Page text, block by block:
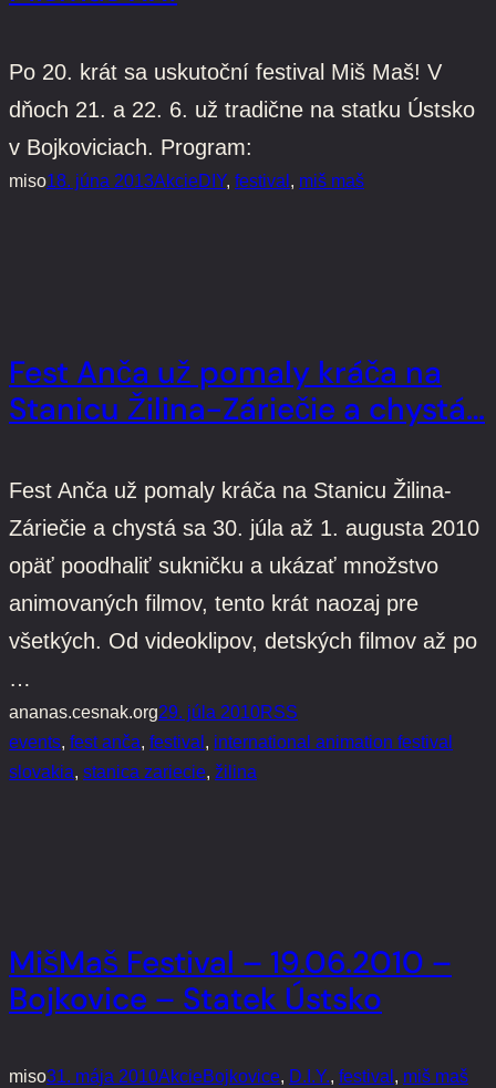
Po 20. krát sa uskutoční festival Miš Maš! V
dňoch 21. a 22. 6. už tradične na statku Ústsko
v Bojkoviciach. Program:
miso18. júna 2013AkcieDIY, festival , miš maš
Fest Anča už pomaly kráča na
Stanicu Žilina-Záriečie a chystá…
Fest Anča už pomaly kráča na Stanicu Žilina-
Záriečie a chystá sa 30. júla až 1. augusta 2010
opäť poodhaliť sukničku a ukázať množstvo
animovaných filmov, tento krát naozaj pre
všetkých. Od videoklipov, detských filmov až po
…
ananas.cesnak.org29. júla 2010RSS
events, fest anča, festival , international animation festival
slovakia, stanica zariecie, žilina
MišMaš Festival – 19.06.2010 –
Bojkovice – Statek Ústsko
miso31. mája 2010AkcieBojkovice, D.I.Y., festival , miš maš